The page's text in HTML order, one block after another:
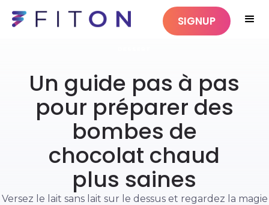
SIGNUP
Un guide pas à pas
pour préparer des
bombes de
chocolat chaud
plus saines
Versez le lait sans lait sur le dessus et regardez la magie